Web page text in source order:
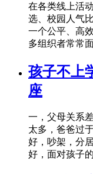
在各类线上活
选、校园人气
一个公平、高
多组织者常常
孩子不上
座
一，父母关系
太多，爸爸过
好，吵架，分
好，面对孩子